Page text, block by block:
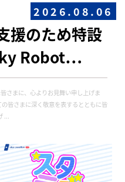
2026.08.06
援のため特設
Robot…
さまに、心よりお見舞い申し上げま
皆さまに深く敬意を表するとともに皆